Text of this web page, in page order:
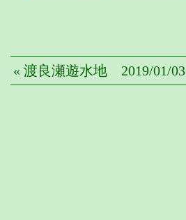
« 渡良瀬遊水地 2019/01/03